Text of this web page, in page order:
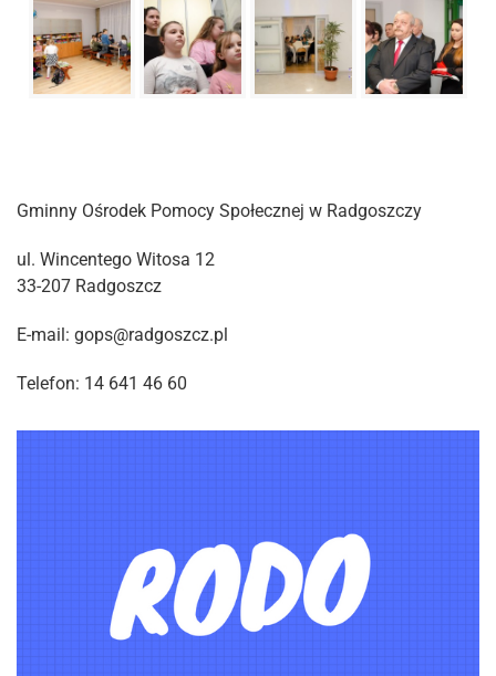
Gminny Ośrodek Pomocy Społecznej w Radgoszczy
ul. Wincentego Witosa 12
33-207 Radgoszcz
E-mail: gops@radgoszcz.pl
Telefon: 14 641 46 60